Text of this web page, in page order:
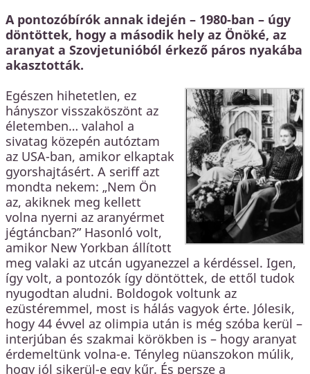
A pontozóbírók annak idején – 1980-ban – úgy
döntöttek, hogy a második hely az Önöké, az
aranyat a Szovjetunióból érkező páros nyakába
akasztották.
Egészen hihetetlen, ez
hányszor visszaköszönt az
életemben… valahol a
sivatag közepén autóztam
az USA-ban, amikor elkaptak
gyorshajtásért. A seriff azt
mondta nekem: „Nem Ön
az, akiknek meg kellett
volna nyerni az aranyérmet
jégtáncban?” Hasonló volt,
amikor New Yorkban állított
meg valaki az utcán ugyanezzel a kérdéssel. Igen,
így volt, a pontozók így döntöttek, de ettől tudok
nyugodtan aludni. Boldogok voltunk az
ezüstéremmel, most is hálás vagyok érte. Jólesik,
hogy 44 évvel az olimpia után is még szóba kerül –
interjúban és szakmai körökben is – hogy aranyat
érdemeltünk volna-e. Tényleg nüanszokon múlik,
hogy jól sikerül-e egy kűr. És persze a